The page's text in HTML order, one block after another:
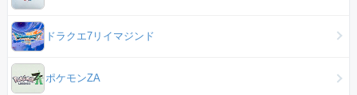
ドラクエ7リイマジンド
ポケモンZA